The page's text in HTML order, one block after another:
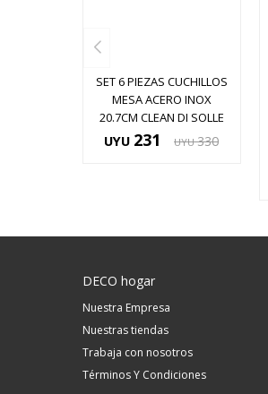
SET 6 PIEZAS CUCHILLOS
MESA ACERO INOX
20.7CM CLEAN DI SOLLE
UYU 231 UYU 330
DECO hogar
Nuestra Empresa
Nuestras tiendas
Trabaja con nosotros
Términos Y Condiciones